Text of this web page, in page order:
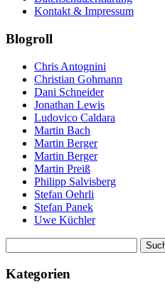
Kontakt & Impressum
Blogroll
Chris Antognini
Christian Gohmann
Dani Schneider
Jonathan Lewis
Ludovico Caldara
Martin Bach
Martin Berger
Martin Berger
Martin Preiß
Philipp Salvisberg
Stefan Oehrli
Stefan Panek
Uwe Küchler
nach:
Kategorien